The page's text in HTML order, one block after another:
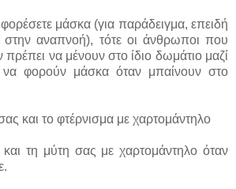
μάσκα (για παράδειγμα, επειδή
στην αναπνοή), τότε οι άνθρωποι που
πρέπει να μένουν στο ίδιο δωμάτιο μαζί
φορούν μάσκα όταν μπαίνουν στο
και το φτέρνισμα με χαρτομάντηλο
τη μύτη σας με χαρτομάντηλο όταν